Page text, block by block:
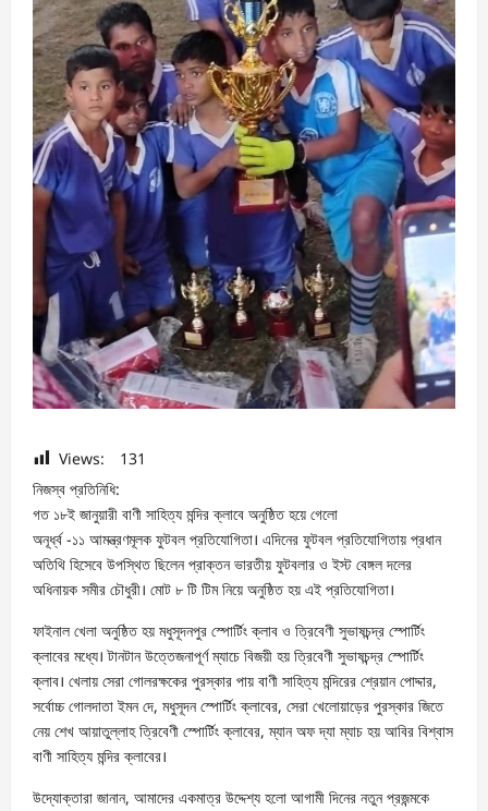
Views:
131
নিজস্ব প্রতিনিধি:
গত ১৮ই জানুয়ারী বাণী সাহিত্য মন্দির ক্লাবে অনুষ্ঠিত হয়ে গেলো
অনূর্ধ্ব -১১ আমন্ত্রণমূলক ফুটবল প্রতিযোগিতা। এদিনের ফুটবল প্রতিযোগিতায় প্রধান
অতিথি হিসেবে উপস্থিত ছিলেন প্রাক্তন ভারতীয় ফুটবলার ও ইস্ট বেঙ্গল দলের
অধিনায়ক সমীর চৌধুরী। মোট ৮ টি টিম নিয়ে অনুষ্ঠিত হয় এই প্রতিযোগিতা।
ফাইনাল খেলা অনুষ্ঠিত হয় মধুসূদনপুর স্পোর্টিং ক্লাব ও ত্রিবেণী সুভাষচন্দ্র স্পোর্টিং
ক্লাবের মধ্যে। টানটান উত্তেজনাপূর্ণ ম্যাচে বিজয়ী হয় ত্রিবেণী সুভাষচন্দ্র স্পোর্টিং
ক্লাব। খেলায় সেরা গোলরক্ষকের পুরস্কার পায় বাণী সাহিত্য মন্দিরের শ্রেয়ান পোদ্দার,
সর্বোচ্চ গোলদাতা ইমন দে, মধুসূদন স্পোর্টিং ক্লাবের, সেরা খেলোয়াড়ের পুরস্কার জিতে
নেয় শেখ আয়াতুল্লাহ ত্রিবেণী স্পোর্টিং ক্লাবের, ম্যান অফ দ্যা ম্যাচ হয় আবির বিশ্বাস
বাণী সাহিত্য মন্দির ক্লাবের।
উদ্যোক্তারা জানান, আমাদের একমাত্র উদ্দেশ্য হলো আগামী দিনের নতুন প্রজন্মকে